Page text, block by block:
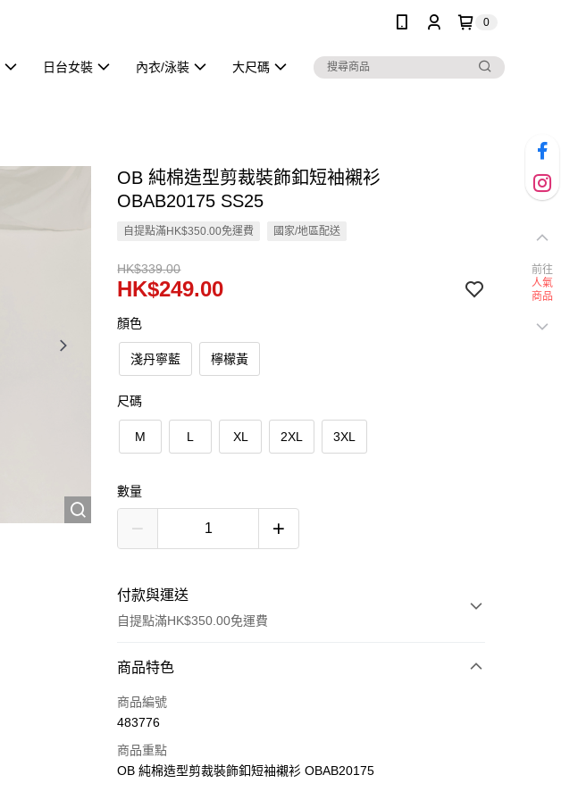
0
日台女裝 內衣/泳裝 大尺碼
OB 純棉造型剪裁裝飾釦短袖襯衫
OBAB20175 SS25
自提點滿HK$350.00免運費 國家/地區配送
HK$339.00
HK$249.00
顏色
淺丹寧藍 檸檬黃
尺碼
M L XL 2XL 3XL
數量
付款與運送
自提點滿HK$350.00免運費
付款方式
信用卡
AlipayHK
商品特色
商品編號
483776
商品重點
OB 純棉造型剪裁裝飾釦短袖襯衫 OBAB20175
前往
人氣
商品